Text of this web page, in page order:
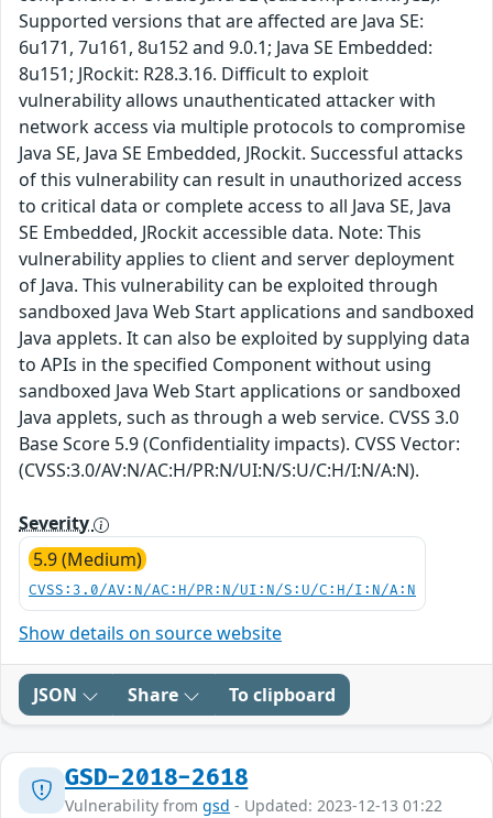
Supported versions that are affected are Java SE:
6u171, 7u161, 8u152 and 9.0.1; Java SE Embedded:
8u151; JRockit: R28.3.16. Difficult to exploit
vulnerability allows unauthenticated attacker with
network access via multiple protocols to compromise
Java SE, Java SE Embedded, JRockit. Successful attacks
of this vulnerability can result in unauthorized access
to critical data or complete access to all Java SE, Java
SE Embedded, JRockit accessible data. Note: This
vulnerability applies to client and server deployment
of Java. This vulnerability can be exploited through
sandboxed Java Web Start applications and sandboxed
Java applets. It can also be exploited by supplying data
to APIs in the specified Component without using
sandboxed Java Web Start applications or sandboxed
Java applets, such as through a web service. CVSS 3.0
Base Score 5.9 (Confidentiality impacts). CVSS Vector:
(CVSS:3.0/AV:N/AC:H/PR:N/UI:N/S:U/C:H/I:N/A:N).
Severity
5.9 (Medium)
CVSS:3.0/AV:N/AC:H/PR:N/UI:N/S:U/C:H/I:N/A:N
Show details on source website
JSON Share To clipboard
GSD-2018-2618
Vulnerability from gsd - Updated: 2023-12-13 01:22